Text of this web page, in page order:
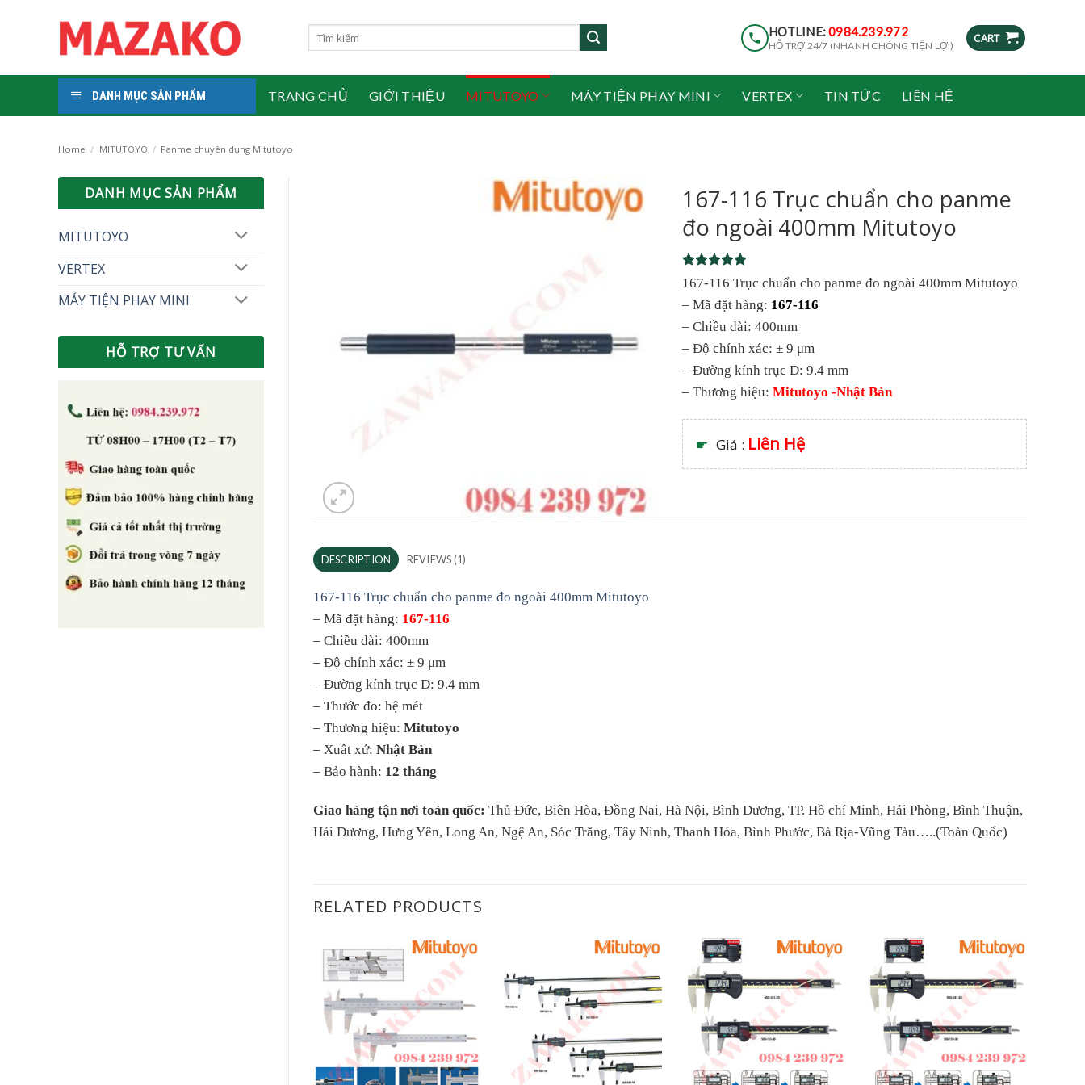
Search
for:
HOTLINE:0984.239.972
HỖ TRỢ 24/7 (NHANH CHÓNG TIỆN LỢI)
CART
DANH MỤC SẢN PHẨM TRANG CHỦ GIỚI THIỆU MITUTOYO MÁY TIỆN PHAY MINI VERTEX TIN TỨC LIÊN HỆ
Home / MITUTOYO / Panme chuyên dụng Mitutoyo
DANH MỤC SẢN PHẨM
MITUTOYO
VERTEX
MÁY TIỆN PHAY MINI
HỖ TRỢ TƯ VẤN
167-116 Trục chuẩn cho panme
đo ngoài 400mm Mitutoyo
Rated5
out of 5
based on
1
rating
167-116 Trục chuẩn cho panme đo ngoài 400mm Mitutoyo
– Mã đặt hàng: 167-116
– Chiều dài: 400mm
– Độ chính xác: ± 9 μm
– Đường kính trục D: 9.4 mm
– Thương hiệu: Mitutoyo -Nhật Bản
☛ Giá : Liên Hệ
DESCRIPTION REVIEWS (1)
167-116 Trục chuẩn cho panme đo ngoài 400mm Mitutoyo
– Mã đặt hàng: 167-116
– Chiều dài: 400mm
– Độ chính xác: ± 9 μm
– Đường kính trục D: 9.4 mm
– Thước đo: hệ mét
– Thương hiệu: Mitutoyo
– Xuất xứ: Nhật Bản
– Bảo hành: 12 tháng
Giao hàng tận nơi toàn quốc: Thủ Đức, Biên Hòa, Đồng Nai, Hà Nội, Bình Dương, TP. Hồ chí Minh, Hải Phòng, Bình Thuận,
Hải Dương, Hưng Yên, Long An, Ngệ An, Sóc Trăng, Tây Ninh, Thanh Hóa, Bình Phước, Bà Rịa-Vũng Tàu…..(Toàn Quốc)
RELATED PRODUCTS